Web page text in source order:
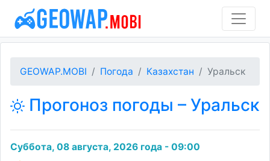
GEOWAP.MOBI Погода Казахстан Уральск
Прогоноз погоды – Уральск
Суббота, 08 августа, 2026 года - 09:00